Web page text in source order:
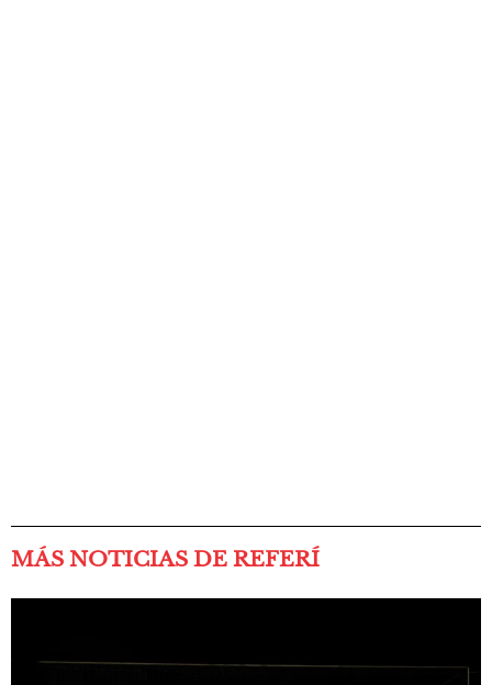
MÁS NOTICIAS DE REFERÍ